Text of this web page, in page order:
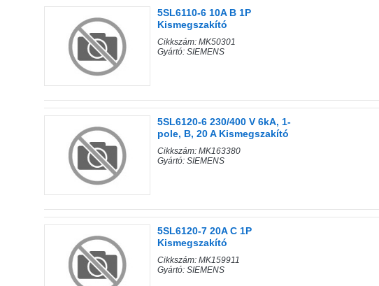
5SL6110-6 10A B 1P
Kismegszakító
Cikkszám: MK50301
Gyártó: SIEMENS
5SL6120-6 230/400 V 6kA, 1-
pole, B, 20 A Kismegszakító
Cikkszám: MK163380
Gyártó: SIEMENS
5SL6120-7 20A C 1P
Kismegszakító
Cikkszám: MK159911
Gyártó: SIEMENS